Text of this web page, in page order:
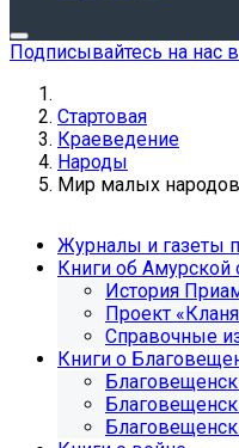
Подписывайтесь на нас
Стартовая
Краеведение
Народы
Мир малых народов
Журналы и газеты
Книги об Амурской
История
Проект
Справочные
Книги о